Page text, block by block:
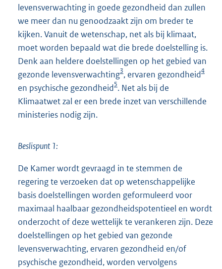
levensverwachting in goede gezondheid dan zullen
we meer dan nu genoodzaakt zijn om breder te
kijken. Vanuit de wetenschap, net als bij klimaat,
moet worden bepaald wat die brede doelstelling is.
Denk aan heldere doelstellingen op het gebied van
gezonde levensverwachting3, ervaren gezondheid4
en psychische gezondheid5. Net als bij de
Klimaatwet zal er een brede inzet van verschillende
ministeries nodig zijn.
Beslispunt 1:
De Kamer wordt gevraagd in te stemmen de
regering te verzoeken dat op wetenschappelijke
basis doelstellingen worden geformuleerd voor
maximaal haalbaar gezondheidspotentieel en wordt
onderzocht of deze wettelijk te verankeren zijn. Deze
doelstellingen op het gebied van gezonde
levensverwachting, ervaren gezondheid en/of
psychische gezondheid, worden vervolgens